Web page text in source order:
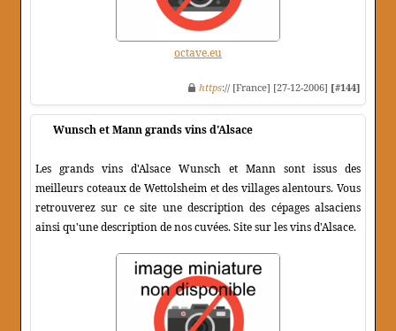
octave.eu
https:// [France] [27-12-2006] [#144]
Wunsch et Mann grands vins d'Alsace
Les grands vins d'Alsace Wunsch et Mann sont issus des
meilleurs coteaux de Wettolsheim et des villages alentours. Vous
retrouverez sur ce site une description des cépages alsaciens
ainsi qu'une description de nos cuvées. Site sur les vins d'Alsace.